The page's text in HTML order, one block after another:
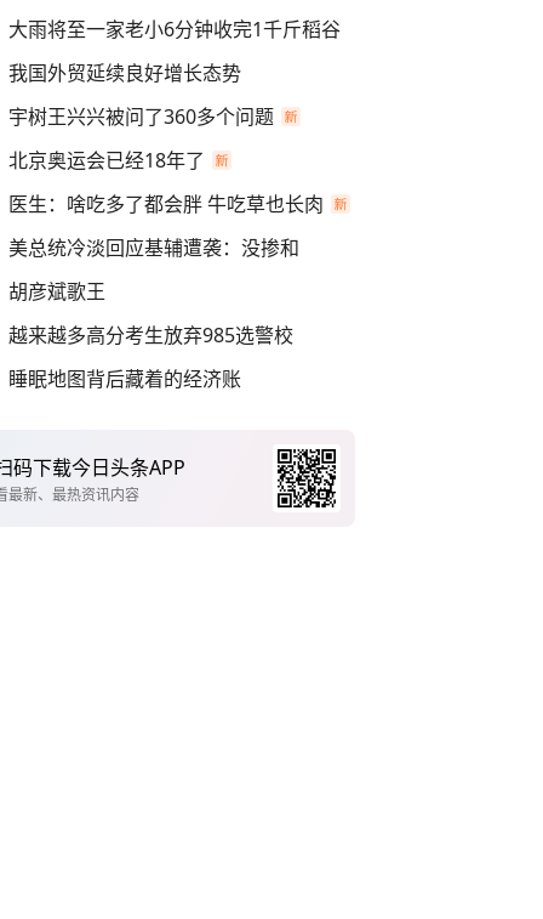
大雨将至一家老小6分钟收完1千斤稻谷
我国外贸延续良好增长态势
宇树王兴兴被问了360多个问题
北京奥运会已经18年了
医生：啥吃多了都会胖 牛吃草也长肉
美总统冷淡回应基辅遭袭：没掺和
胡彦斌歌王
越来越多高分考生放弃985选警校
睡眠地图背后藏着的经济账
码下载今日头条APP
最新、最热资讯内容